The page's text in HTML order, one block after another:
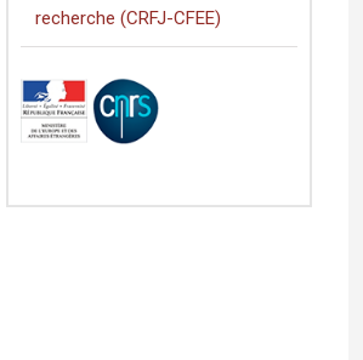
recherche (CRFJ-CFEE)